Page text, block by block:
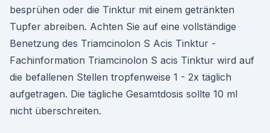
besprühen oder die Tinktur mit einem getränkten
Tupfer abreiben. Achten Sie auf eine vollständige
Benetzung des Triamcinolon S Acis Tinktur -
Fachinformation Triamcinolon S acis Tinktur wird auf
die befallenen Stellen tropfenweise 1 - 2x täglich
aufgetragen. Die tägliche Gesamtdosis sollte 10 ml
nicht überschreiten.